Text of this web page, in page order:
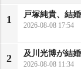
1
戸塚純貴、結
2026-08-08 17:54
2
及川光博が結
2026-08-08 11:34